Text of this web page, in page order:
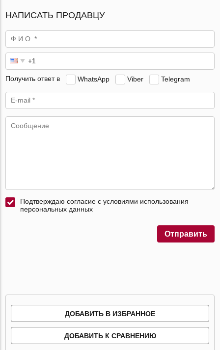
НАПИСАТЬ ПРОДАВЦУ
Получить ответ в WhatsApp Viber Telegram
Подтверждаю согласие с условиями использования
персональных данных
Отправить
ДОБАВИТЬ В ИЗБРАННОЕ
ДОБАВИТЬ К СРАВНЕНИЮ